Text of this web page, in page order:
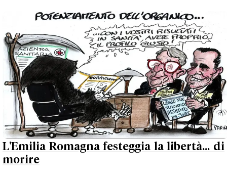
L'Emilia Romagna festeggia la libertà... di
morire